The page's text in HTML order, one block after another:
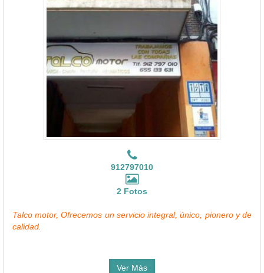
912797010
2 Fotos
Talco motor, Ofrecemos un servicio integral, único, pionero y de
calidad.
Ver Más